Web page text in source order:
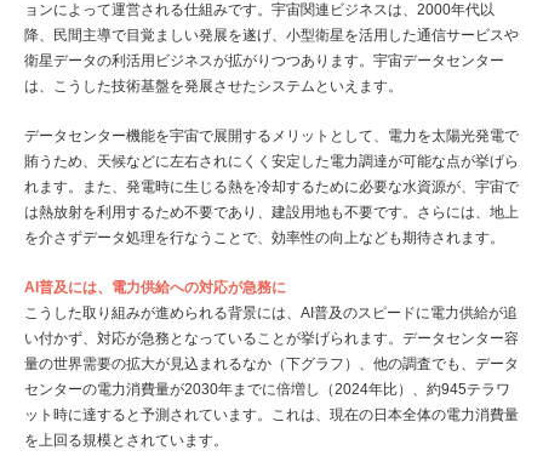
ョンによって運営される仕組みです。宇宙関連ビジネスは、2000年代以
降、民間主導で目覚ましい発展を遂げ、小型衛星を活用した通信サービスや
衛星データの利活用ビジネスが拡がりつつあります。宇宙データセンター
は、こうした技術基盤を発展させたシステムといえます。
データセンター機能を宇宙で展開するメリットとして、電力を太陽光発電で
賄うため、天候などに左右されにくく安定した電力調達が可能な点が挙げら
れます。また、発電時に生じる熱を冷却するために必要な水資源が、宇宙で
は熱放射を利用するため不要であり、建設用地も不要です。さらには、地上
を介さずデータ処理を行なうことで、効率性の向上なども期待されます。
AI普及には、電力供給への対応が急務に
こうした取り組みが進められる背景には、AI普及のスピードに電力供給が追
い付かず、対応が急務となっていることが挙げられます。データセンター容
量の世界需要の拡大が見込まれるなか（下グラフ）、他の調査でも、データ
センターの電力消費量が2030年までに倍増し（2024年比）、約945テラワ
ット時に達すると予測されています。これは、現在の日本全体の電力消費量
を上回る規模とされています。